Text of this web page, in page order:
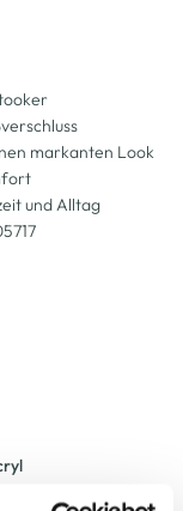
markanten Look
und Alltag